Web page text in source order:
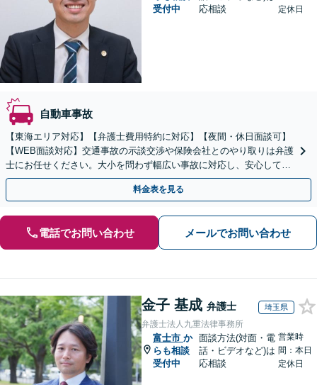
受付中
応相談
定休日
自動車事故
【東海エリア対応】【弁護士費用特約に対応】【夜間・休日面談可】
【WEB面談対応】交通事故の示談交渉や保険会社とのやり取りは弁護
士にお任せください。大小を問わず幅広い事故に対応し、安心して治
療に専念できるようサポートいたします。
料金表を見る
電話でお問い合わせ メールでお問い合わせ
金子 基成 弁護士 埼玉県
弁護士法人九重法律事務所
富士市 か
らも相談
受付中
面談方法(対面・電
話・ビデオなど)は
応相談
営業時
間：本日
定休日